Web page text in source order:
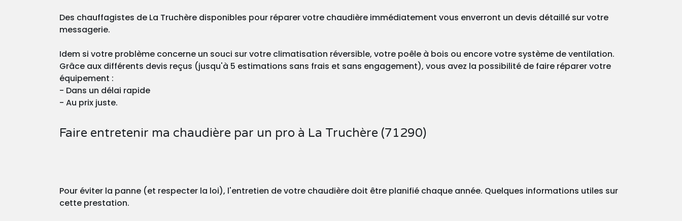
Des chauffagistes de La Truchère disponibles pour réparer votre chaudière immédiatement vous enverront un devis détaillé sur votre
messagerie.
Idem si votre problème concerne un souci sur votre climatisation réversible, votre poêle à bois ou encore votre système de ventilation.
Grâce aux différents devis reçus (jusqu'à 5 estimations sans frais et sans engagement), vous avez la possibilité de faire réparer votre
équipement :
- Dans un délai rapide
- Au prix juste.
Faire entretenir ma chaudière par un pro à La Truchère (71290)
Pour éviter la panne (et respecter la loi), l'entretien de votre chaudière doit être planifié chaque année. Quelques informations utiles sur
cette prestation.